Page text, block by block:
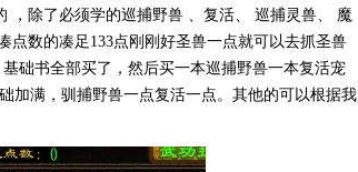
，除了必须学的巡捕野兽 、复活、 巡捕灵兽、 魔
点数的凑足133点刚刚好圣兽一点就可以去抓圣兽
础书全部买了，然后买一本巡捕野兽一本复活宠
加满，驯捕野兽一点复活一点。其他的可以根据我